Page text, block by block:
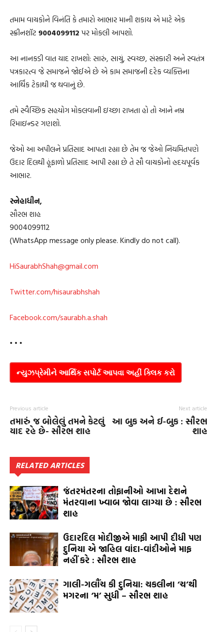
તમામ વાચકોને વિનંતિ કે તમારો આભાર માની શકાય એ માટે એક
સ્ક્રીનશૉટ 9004099112 પર મોકલી આપશો.
આ નાનકડી વાત યાદ રાખશો: સારું, સાચું, સ્વચ્છ, સંસ્કારી અને સ્વતંત્ર
પત્રકારત્વ જે સમાજને જોઈએ છે એ કામ સમાજની દરેક વ્યક્તિના
આર્થિક ટેકાથી જ થવાનું છે.
તમે સ્વૈચ્છિક સહયોગ મોકલવાની ઇચ્છા રાખતા હો તો આને નમ્ર
રિમાઇન્ડર ગણશો.
જેઓ આ અપીલને પ્રતિસાદ આપતા રહ્યા છે તેમ જ જેઓ નિયમિતપણે
ઉદાર દિલથી હૂંફાળો પ્રતિસાદ આપી રહ્યા છે તે સૌ વાચકોનો હ્રદયપૂર્વક
આભાર.
સ્નેહાધીન,
સૌરભ શાહ
9004099112
(WhatsApp message only please. Kindly do not call).
HiSaurabhShah@gmail.com
Twitter.com/hisaurabhshah
Facebook.com/saurabh.a.shah
• • •
ન્યુઝપ્રેમીને આર્થિક સપોર્ટ આપવા અહીં ક્લિક કરો
Previous article
તમારું જ બોલેલું તમને કેટલું
યાદ રહે છે- સૌરભ શાહ
Next article
આ બુક અને ઈ-બુક : સૌરભ
શાહ
RELATED ARTICLES
જંતરમંતરના તોફાનીઓ આખા દેશને
મંતરવાના ખ્વાબ જોવા લાગ્યા છે : સૌરભ
શાહ
ઉદારદિલ મોદીજીએ માફી આપી દીધી પણ
દુનિયા એ જાહિલ વાંદા-વાંદીઓને માફ
નહીં કરે : સૌરભ શાહ
ગાલી-ગલૌંચ કી દુનિયા: ચકલીના ‘ચ’થી
મગરના ‘મ’ સુધી – સૌરભ શાહ